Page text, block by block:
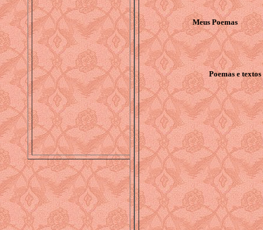
Meus Poemas
Poemas e